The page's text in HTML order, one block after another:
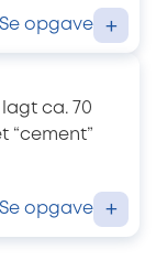
Se opgave +
ca. 70
“cement”
Se opgave +